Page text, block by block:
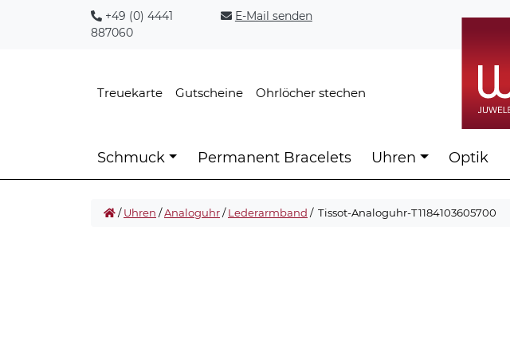
+49 (0) 4441
887060
E-Mail senden
Treuekarte Gutscheine Ohrlöcher stechen
Schmuck Permanent Bracelets Uhren Optik
/Uhren /Analoguhr/Lederarmband / Tissot-Analoguhr-T1184103605700